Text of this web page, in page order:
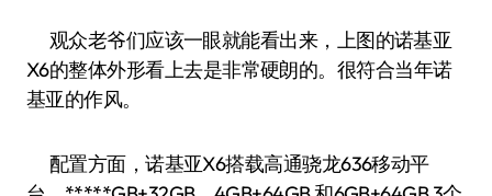
观众老爷们应该一眼就能看出来，上图的诺基亚
X6的整体外形看上去是非常硬朗的。很符合当年诺
基亚的作风。
配置方面，诺基亚X6搭载高通骁龙636移动平